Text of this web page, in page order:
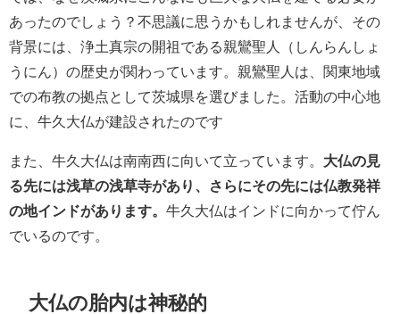
あったのでしょう？不思議に思うかもしれませんが、その
背景には、浄土真宗の開祖である親鸞聖人（しんらんしょ
うにん）の歴史が関わっています。親鸞聖人は、関東地域
での布教の拠点として茨城県を選びました。活動の中心地
に、牛久大仏が建設されたのです
また、牛久大仏は南南西に向いて立っています。 大仏の見
る先には浅草の浅草寺があり、さらにその先には仏教発祥
の地インドがあります。 牛久大仏はインドに向かって佇ん
でいるのです。
大仏の胎内は神秘的